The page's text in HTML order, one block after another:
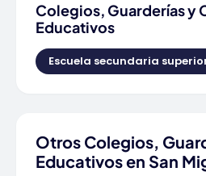
Colegios, Guarderías y
Educativos
Escuela secundaria
Otros Colegios,
Educativos en San